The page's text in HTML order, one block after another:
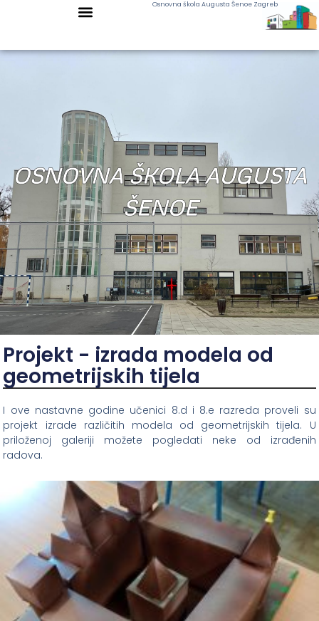
Osnovna škola Augusta Šenoe Zagreb
OSNOVNA ŠKOLA AUGUSTA
ŠENOE
Projekt - izrada modela od
geometrijskih tijela
I ove nastavne godine učenici 8.d i 8.e razreda proveli su
projekt izrade različitih modela od geometrijskih tijela. U
priloženoj galeriji možete pogledati neke od izrađenih
radova.